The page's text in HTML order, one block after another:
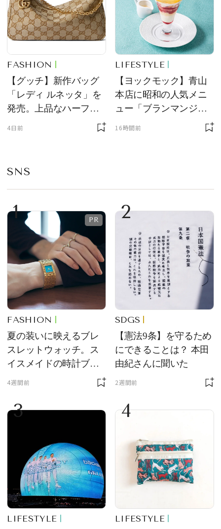
FASHION
【グッチ】新作バッグ
「レディ ルネッタ」を
発売。上品なハーフム
ーン型がスタイリング
4日前
LIFESTYLE
【ヨックモック】青山
本店に昭和の人気メニ
ュー「ブランマンジ
ェ」「ダックワーズ」
16時間前
SNS
1
FASHION
夏の装いに映えるブレ
スレットウォッチ。ス
イスメイドの時計ブラ
ンド【フレデリック・
をレビュー。【それい
け！ 良品ハンター】
4週間前
2
SDGS
【憲法9条】を守るため
にできることは？ 本田
由紀さんに聞いた
2週間前
3
LIFESTYLE
4
LIFESTYLE